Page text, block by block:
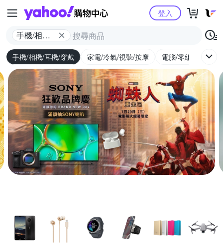
Yahoo購物中心
手機/相機/
耳機/穿戴
登入
手機/相機/耳機/穿戴 家電/冷氣/視聽/按摩 電腦/零組件/週邊/